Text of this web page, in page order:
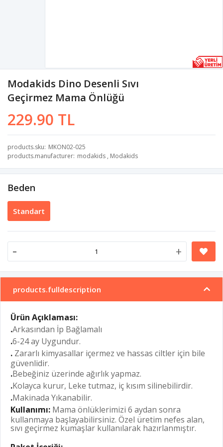
Modakids Dino Desenli Sıvı
Geçirmez Mama Önlüğü
229.90 TL
products.sku MKON02-025
products.manufacturer modakids , Modakids
Beden
Standart
- +
products.fulldescription
Ürün Açıklaması:
.Arkasından İp Bağlamalı
.6-24 ay Uygundur.
. Zararlı kimyasallar içermez ve hassas ciltler için bile
güvenlidir.
.Bebeğiniz üzerinde ağırlık yapmaz.
.Kolayca kurur, Leke tutmaz, iç kısım silinebilirdir.
.Makinada Yıkanabilir.
Kullanımı: Mama önlüklerimizi 6 aydan sonra
kullanmaya başlayabilirsiniz. Özel üretim nefes alan,
sıvı geçirmez kumaşlar kullanılarak hazırlanmıştır.